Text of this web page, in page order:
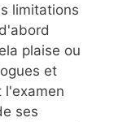
limitations
plaise ou
et
ses